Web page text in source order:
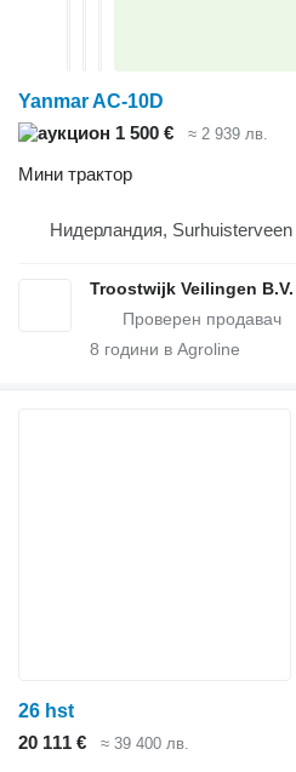
Yanmar AC-10D
1 500 €
≈ 2 939 лв.
Мини трактор
Нидерландия, Surhuisterveen
Troostwijk Veilingen B.V.
8 години в Agroline
26 hst
20 111 €
≈ 39 400 лв.